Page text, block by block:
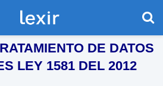
DE DATOS
LEY 1581 DEL 2012